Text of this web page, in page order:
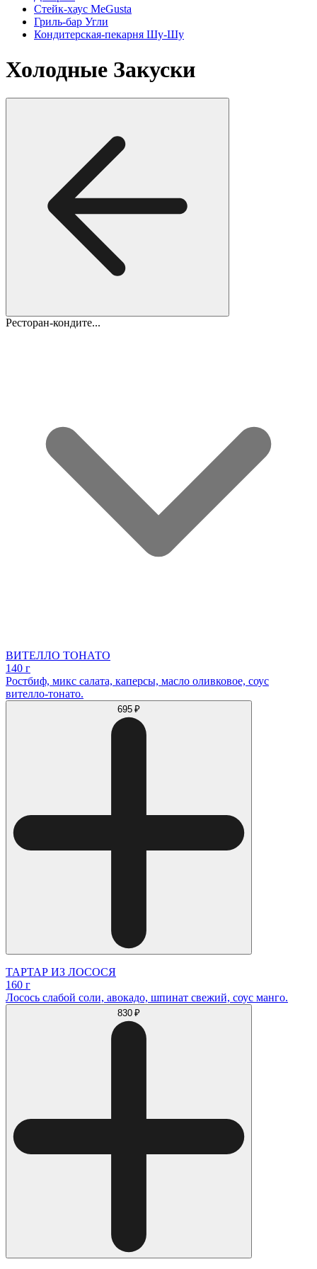
Стейк-хаус MeGusta
Гриль-бар Угли
Кондитерская-пекарня Шу-Шу
Холодные Закуски
Ресторан-кондите...
ВИТЕЛЛО ТОНАТО
140 г
Ростбиф, микс салата, каперсы, масло оливковое, соус
вителло-тонато.
695 ₽
ТАРТАР ИЗ ЛОСОСЯ
160 г
Лосось слабой соли, авокадо, шпинат свежий, соус манго.
830 ₽